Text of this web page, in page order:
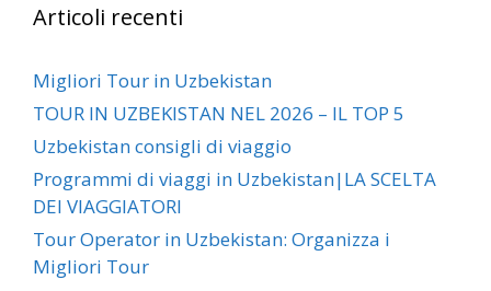
Articoli recenti
Migliori Tour in Uzbekistan
TOUR IN UZBEKISTAN NEL 2026 – IL TOP 5
Uzbekistan consigli di viaggio
Programmi di viaggi in Uzbekistan|LA SCELTA
DEI VIAGGIATORI
Tour Operator in Uzbekistan: Organizza i
Migliori Tour